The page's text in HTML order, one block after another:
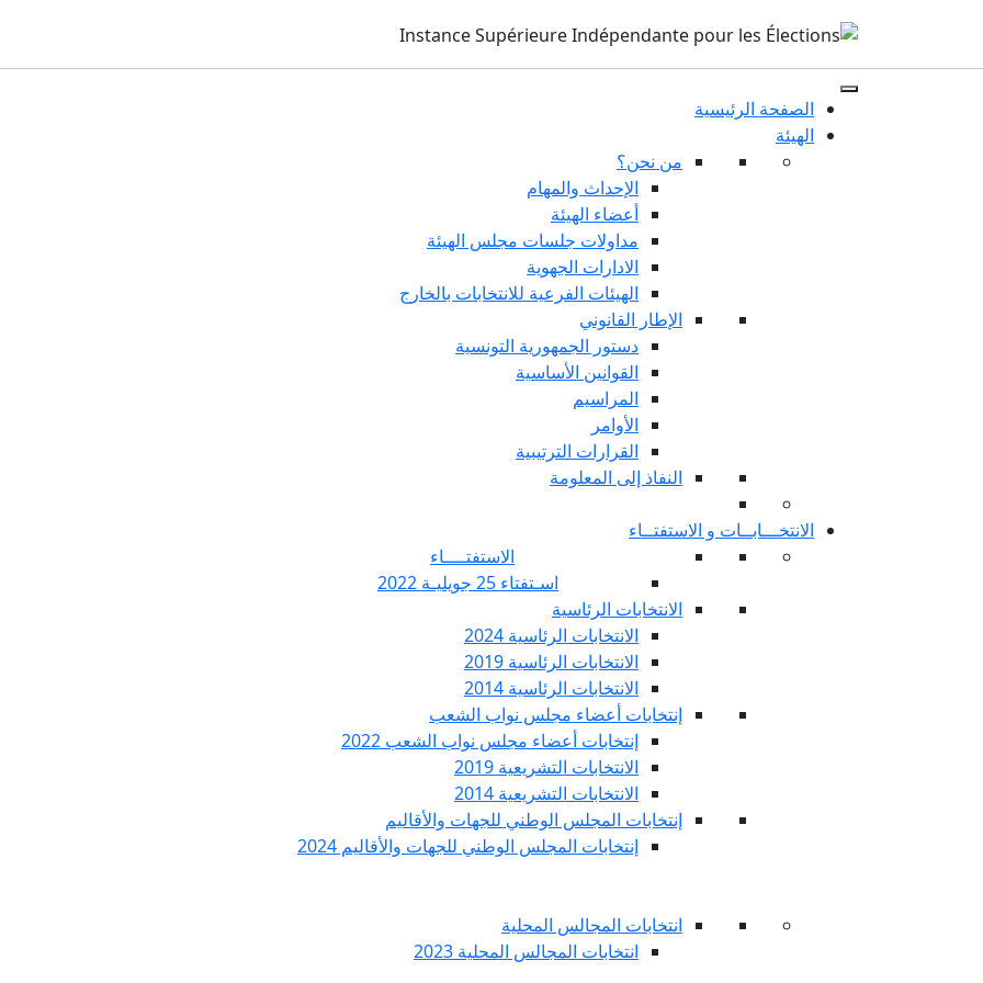
الصفحة الرئيسية
الهيئة
من نحن؟
الإحداث والمهام
أعضاء الهيئة
مداولات جلسات مجلس الهيئة
الادارات الجهوية
الهيئات الفرعية للانتخابات بالخارج
الإطار القانوني
دستور الجمهورية التونسية
القوانين الأساسية
المراسيم
الأوامر
القرارات الترتيبية
النفاذ إلى المعلومة
الانتخـــابــات و الاستفتــاء
الاستفتــــاء
اسـتفتاء 25 جويليـة 2022
الانتخابات الرئاسية
الانتخابات الرئاسية 2024
الانتخابات الرئاسية 2019
الانتخابات الرئاسية 2014
إنتخابات أعضاء مجلس نواب الشعب
إنتخابات أعضاء مجلس نواب الشعب 2022
الانتخابات التشريعية 2019
الانتخابات التشريعية 2014
إنتخابات المجلس الوطني للجهات والأقاليم
إنتخابات المجلس الوطني للجهات والأقاليم 2024
انتخابات المجالس المحلية
انتخابات المجالس المحلية 2023